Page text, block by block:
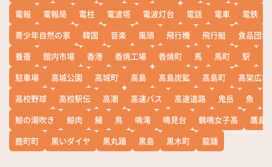
電報
電報局 電柱 電波塔 電波灯台 電話 電車 電鉄
青少年自然の家
韓国 音楽 風頭 飛行機 飛行艇
食品団地
養蚕
館内市場 香港 香焼工場 香焼町 馬 馬町 駅
駐車場
高城公園 高城町 高島 高島炭鉱 高島町
高架広場
高校野球
高校駅伝 高潮 高速バス 高速道路 鬼岳 魚
鯨の潮吹き
鯨肉 鰻 鳥 鳴滝 鳴見台 鶴鳴女子高
鷹島
鹿町町
黒いダイヤ 黒丸踊 黒島 黒木町 龍踊